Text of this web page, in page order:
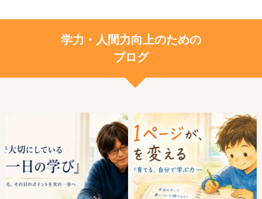
学力・人間力向上のための
ブログ